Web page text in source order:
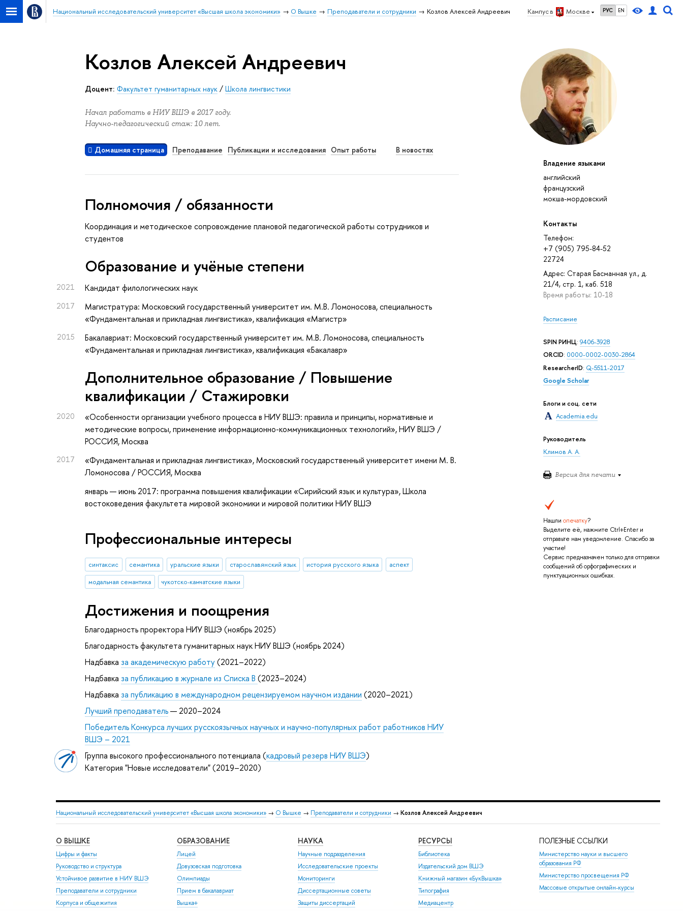
Кампус в Москве РУС EN
Национальный исследовательский университет «Высшая школа экономики» О Вышке Преподаватели и сотрудники Козлов Алексей Андреевич
Владение языками
английский
французский
мокша-мордовский
Контакты
Телефон:
+7 (905) 795-84-52
22724
Адрес: Старая Басманная ул., д.
21/4, стр. 1, каб. 518
Время работы: 10-18
Расписание
SPIN РИНЦ: 9406-3928
ORCID: 0000-0002-0030-2864
ResearcherID: Q-5511-2017
Google Scholar
Блоги и соц. сети
Academia.edu
Руководитель
Климов А. А.
Версия для печати
Нашли опечатку?
Выделите её, нажмите Ctrl+Enter и
отправьте нам уведомление. Спасибо за
участие!
Сервис предназначен только для отправки
сообщений об орфографических и
пунктуационных ошибках.
Козлов Алексей Андреевич
Доцент: Факультет гуманитарных наук /Школа лингвистики
Начал работать в НИУ ВШЭ в 2017 году.
Научно-педагогический стаж: 10 лет.
Домашняя страница Преподавание Публикации и исследования Опыт работы В новостях
Полномочия / обязанности
Координация и методическое сопровождение плановой педагогической работы сотрудников и
студентов
Oбразование и учёные степени
2021 Кандидат филологических наук
2017
Магистратура: Московский государственный университет им. М.В. Ломоносова, специальность
«Фундаментальная и прикладная лингвистика», квалификация «Магистр»
2015
Бакалавриат: Московский государственный университет им. М.В. Ломоносова, специальность
«Фундаментальная и прикладная лингвистика», квалификация «Бакалавр»
Дополнительное образование / Повышение
квалификации / Стажировки
2020
«Особенности организации учебного процесса в НИУ ВШЭ: правила и принципы, нормативные и
методические вопросы, применение информационно-коммуникационных технологий», НИУ ВШЭ /
РОССИЯ, Москва
2017 «Фундаментальная и прикладная лингвистика», Московский государственный университет имени М. В.
Ломоносова / РОССИЯ, Москва
январь — июнь 2017: программа повышения квалификации «Сирийский язык и культура», Школа
востоковедения факультета мировой экономики и мировой политики НИУ ВШЭ
Профессиональные интересы
синтаксис семантика уральские языки старославянский язык история русского языка
аспект
модальная семантика
чукотско-камчатские языки
Достижения и поощрения
Благодарность проректора НИУ ВШЭ (ноябрь 2025)
Благодарность факультета гуманитарных наук НИУ ВШЭ (ноябрь 2024)
Надбавка за академическую работу(2021–2022)
Надбавка за публикацию в журнале из Списка B(2023–2024)
Надбавка за публикацию в международном рецензируемом научном издании (2020–2021)
Лучший преподаватель— 2020–2024
Победитель Конкурса лучших русскоязычных научных и научно-популярных работ работников НИУ
ВШЭ – 2021
Группа высокого профессионального потенциала (кадровый резерв НИУ ВШЭ)
Категория "Новые исследователи" (2019–2020)
Национальный исследовательский университет «Высшая школа экономики» → О Вышке → Преподаватели и сотрудники → Козлов Алексей Андреевич
О ВЫШКЕ
Цифры и факты
Руководство и структура
Устойчивое развитие в НИУ ВШЭ
Преподаватели и сотрудники
Корпуса и общежития
ОБРАЗОВАНИЕ
Лицей
Довузовская подготовка
Олимпиады
Прием в бакалавриат
Вышка+
НАУКА
Научные подразделения
Исследовательские проекты
Мониторинги
Диссертационные советы
Защиты диссертаций
РЕСУРСЫ
Библиотека
Издательский дом ВШЭ
Книжный магазин «БукВышка»
Типография
Медиацентр
ПОЛЕЗНЫЕ ССЫЛКИ
Министерство науки и высшего
образования РФ
Министерство просвещения РФ
Массовые открытые онлайн-курсы